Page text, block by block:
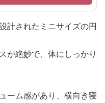
計されたミニサイズの円
が絶妙で、体にしっかり
ーム感があり、横向き寝